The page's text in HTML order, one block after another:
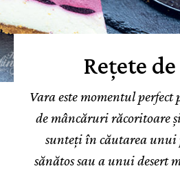
Rețete
Vara este momentul
de mâncăruri răcoritoare
sunteți în căutarea unui
sănătos sau a unui desert